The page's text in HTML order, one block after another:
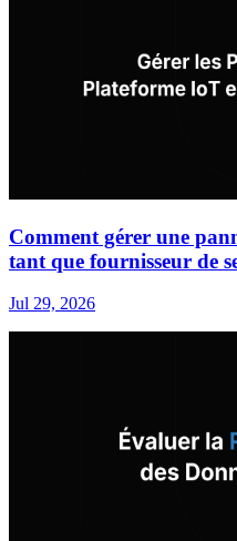
Comment gérer une
tant que fournisseur de
Jul 29, 2026